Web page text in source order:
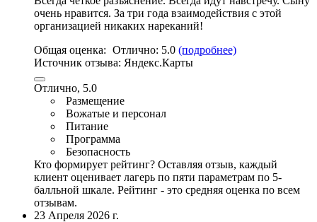
очень нравится. За три года взаимодействия с этой
организацией никаких нареканий!
Общая оценка: Отлично: 5.0 (подробнее)
Источник отзыва: Яндекс.Карты
Отлично, 5.0
Размещение
Вожатые и персонал
Питание
Программа
Безопасность
Кто формирует рейтинг? Оставляя отзыв, каждый
клиент оценивает лагерь по пяти параметрам по 5-
балльной шкале. Рейтинг - это средняя оценка по всем
отзывам.
23 Апреля 2026 г.